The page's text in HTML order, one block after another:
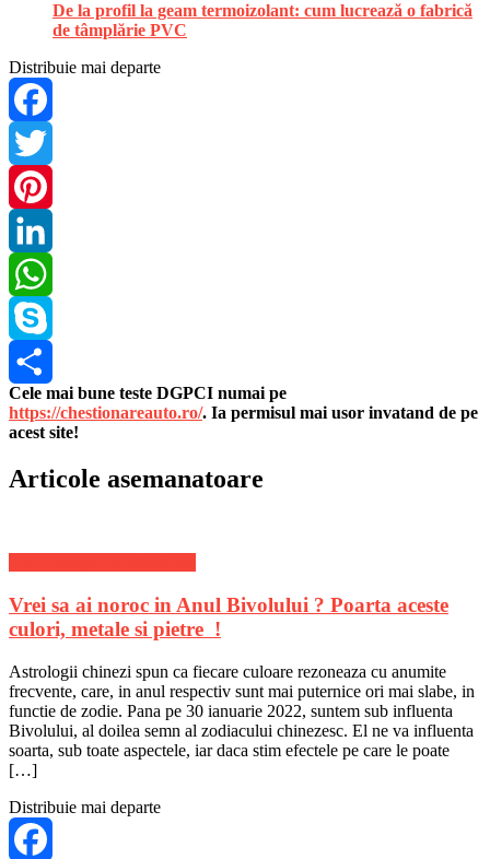
De la profil la geam termoizolant: cum lucrează o fabrică
de tâmplărie PVC
Distribuie mai departe
Facebook
Twitter
Pinterest
LinkedIn
WhatsApp
Skype
Share
Cele mai bune teste DGPCI numai pe
https://chestionareauto.ro/. Ia permisul mai usor invatand de pe
acest site!
Articole asemanatoare
Vrei sa ai noroc in Anul Bivolului ? Poarta aceste
culori, metale si pietre !
Astrologii chinezi spun ca fiecare culoare rezoneaza cu anumite
frecvente, care, in anul respectiv sunt mai puternice ori mai slabe, in
functie de zodie. Pana pe 30 ianuarie 2022, suntem sub influenta
Bivolului, al doilea semn al zodiacului chinezesc. El ne va influenta
soarta, sub toate aspectele, iar daca stim efectele pe care le poate
[…]
Distribuie mai departe